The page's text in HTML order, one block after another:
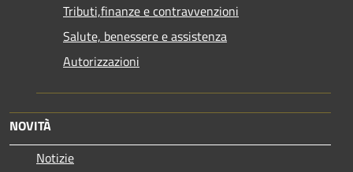
Tributi,finanze e contravvenzioni
Salute, benessere e assistenza
Autorizzazioni
NOVITÀ
Notizie